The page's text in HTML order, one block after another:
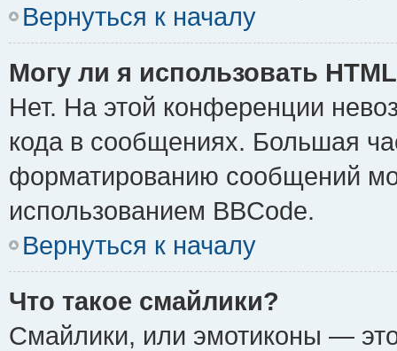
Вернуться к началу
Могу ли я использовать
Нет. На этой конференции
кода в сообщениях. Большая
форматированию сообщений
использованием BBCode.
Вернуться к началу
Что такое смайлики?
Смайлики, или эмотиконы —